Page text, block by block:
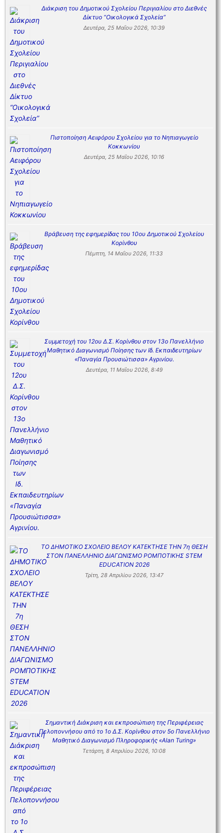
Διάκριση του Δημοτικού Σχολείου Περιγιαλίου στο Διεθνές
Δίκτυο “Οικολογικά Σχολεία”
Δευτέρα, 25 Μαΐου 2026, 10:39
Πιστοποίηση Αειφόρου Σχολείου για το Νηπιαγωγείο
Κοκκωνίου
Δευτέρα, 25 Μαΐου 2026, 10:16
Βράβευση της εφημερίδας του 10ου Δημοτικού Σχολείου
Κορίνθου
Πέμπτη, 14 Μαΐου 2026, 11:33
Συμμετοχή του 12ου Δ.Σ. Κορίνθου στον 13ο Πανελλήνιο
Μαθητικό Διαγωνισμό Ποίησης των Ιδ. Εκπαιδευτηρίων
«Παναγία Προυσιώτισσα» Αγρινίου.
Δευτέρα, 11 Μαΐου 2026, 8:49
ΤΟ ΔΗΜΟΤΙΚΟ ΣΧΟΛΕΙΟ ΒΕΛΟΥ ΚΑΤΕΚΤΗΣΕ ΤΗΝ 7η ΘΕΣΗ
ΣΤΟΝ ΠΑΝΕΛΛΗΝΙΟ ΔΙΑΓΩΝΙΣΜΟ ΡΟΜΠΟΤΙΚΗΣ STEM
EDUCATION 2026
Τρίτη, 28 Απριλίου 2026, 13:47
Σημαντική Διάκριση και εκπροσώπιση της Περιφέρειας
Πελοποννήσου από το 1ο Δ.Σ. Κορίνθου στον 5ο Πανελλήνιο
Μαθητικό Διαγωνισμό Πληροφορικής «Alan Turing»
Τετάρτη, 8 Απριλίου 2026, 10:08